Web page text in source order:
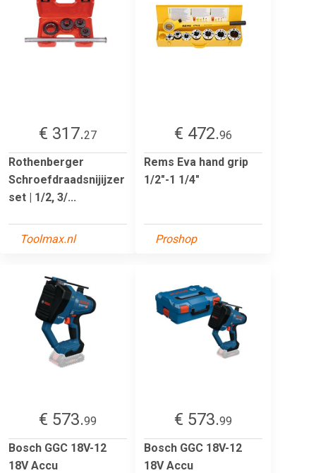
€ 317.27
Rothenberger
Schroefdraadsnijijzer
set | 1/2, 3/...
Toolmax.nl
€ 472.96
Rems Eva hand grip
1/2"-1 1/4"
Proshop
€ 573.99
Bosch GGC 18V-12
18V Accu
€ 573.99
Bosch GGC 18V-12
18V Accu